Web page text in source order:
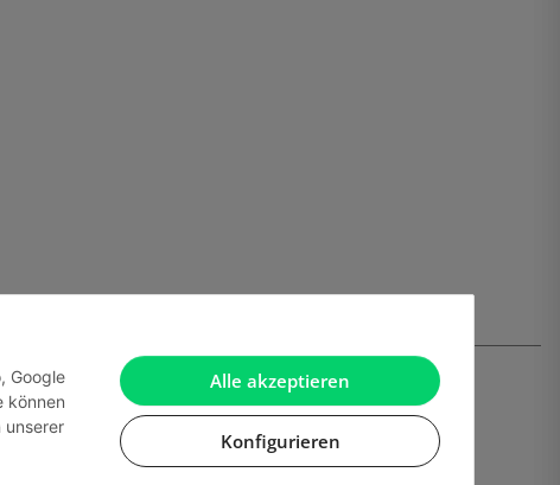
Alle akzeptieren
Konfigurieren
Google
können
unserer